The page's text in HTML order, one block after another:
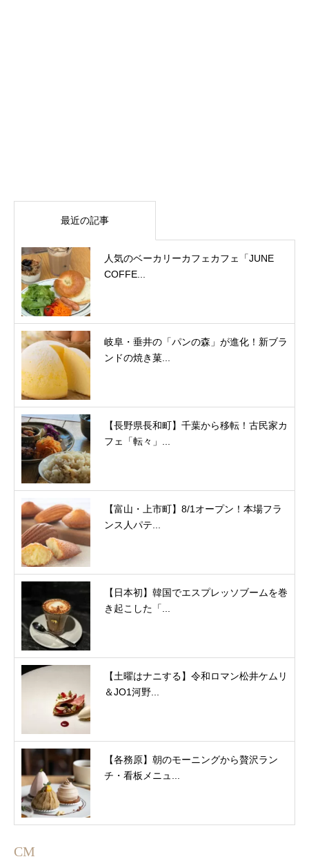
最近の記事
人気のベーカリーカフェカフェ「JUNE
COFFE...
岐阜・垂井の「パンの森」が進化！新ブラ
ンドの焼き菓...
【長野県長和町】千葉から移転！古民家カ
フェ「転々」...
【富山・上市町】8/1オープン！本場フラ
ンス人パテ...
【日本初】韓国でエスプレッソブームを巻
き起こした「...
【土曜はナニする】令和ロマン松井ケムリ
＆JO1河野...
【各務原】朝のモーニングから贅沢ラン
チ・看板メニュ...
CM